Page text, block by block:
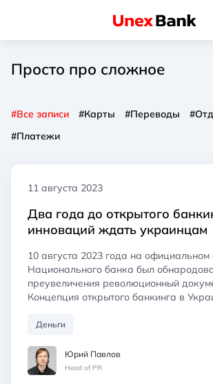
Просто про сложное
#Все записи #Карты #Переводы
#Платежи
11 августа 2023
Два года до открытого
инноваций ждать украинцам
10 августа 2023 года на официальном
Национального банка был
преувеличения революционный
Концепция открытого банкинга в
Деньги
Юрий Павлов
Head of PR